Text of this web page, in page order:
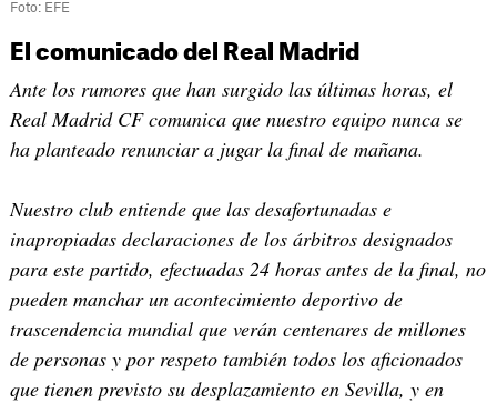
Foto: EFE
El comunicado del Real Madrid
Ante los rumores que han surgido las últimas horas, el
Real Madrid CF comunica que nuestro equipo nunca se
ha planteado renunciar a jugar la final de mañana.
Nuestro club entiende que las desafortunadas e
inapropiadas declaraciones de los árbitros designados
para este partido, efectuadas 24 horas antes de la final, no
pueden manchar un acontecimiento deportivo de
trascendencia mundial que verán centenares de millones
de personas y por respeto también todos los aficionados
que tienen previsto su desplazamiento en Sevilla, y en